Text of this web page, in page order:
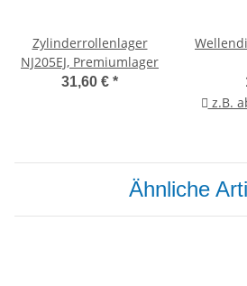
Zylinderrollenlager
NJ205EJ, Premiumlager
31,60 € *
z.B.
Ähnliche